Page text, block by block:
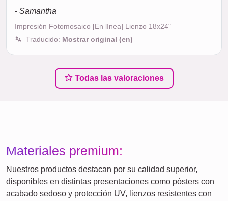
- Samantha
Impresión Fotomosaico [En línea] Lienzo 18x24"
Traducido: Mostrar original (en)
Todas las valoraciones
Materiales premium:
Nuestros productos destacan por su calidad superior,
disponibles en distintas presentaciones como pósters con
acabado sedoso y protección UV, lienzos resistentes con